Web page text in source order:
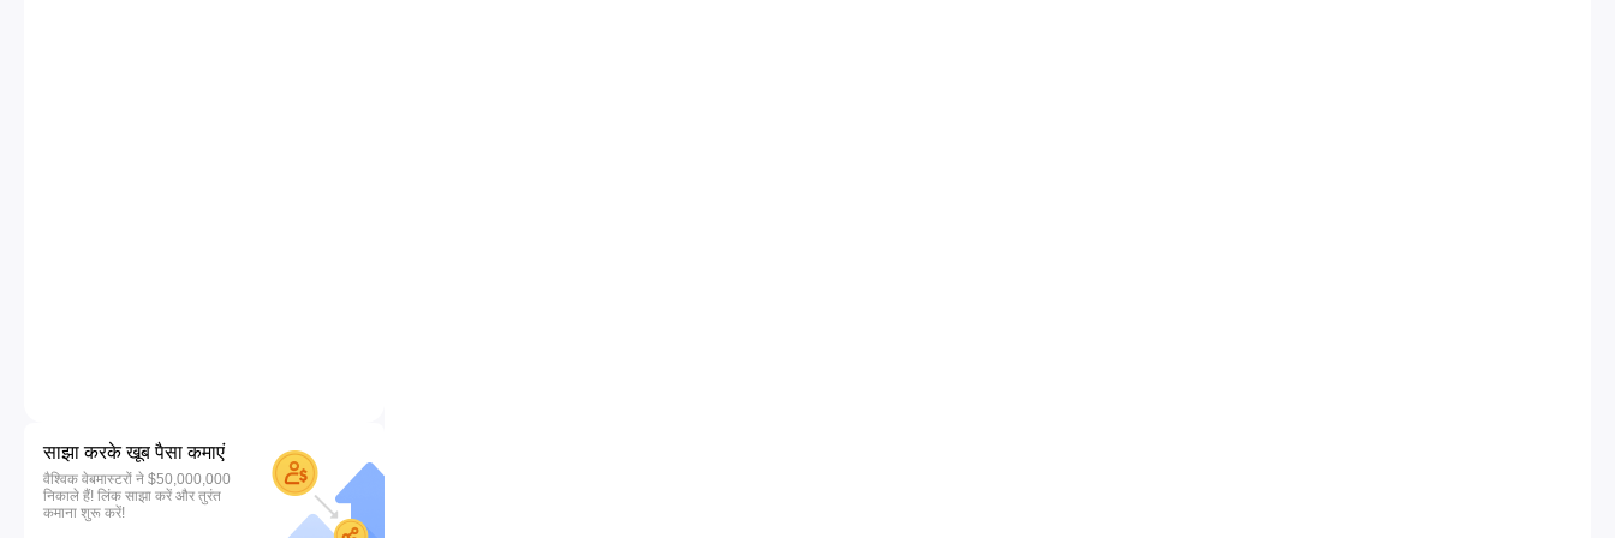
साझा करके खूब पैसा कमाएं
वैश्विक वेबमास्टरों ने $50,000,000
निकाले हैं! लिंक साझा करें और तुरंत
कमाना शुरू करें!